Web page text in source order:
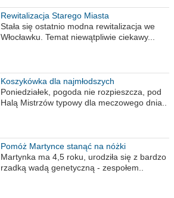
Rewitalizacja Starego Miasta
Stała się ostatnio modna rewitalizacja we
Włocławku. Temat niewątpliwie ciekawy...
Koszykówka dla najmłodszych
Poniedziałek, pogoda nie rozpieszcza, pod
Halą Mistrzów typowy dla meczowego dnia..
Pomóż Martynce stanąć na nóżki
Martynka ma 4,5 roku, urodziła się z bardzo
rzadką wadą genetyczną - zespołem..